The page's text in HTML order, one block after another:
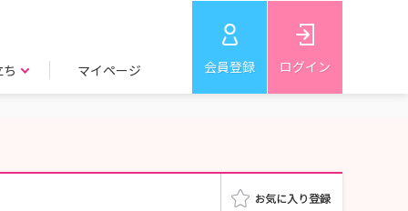
マイページ 会員登録 ログイン